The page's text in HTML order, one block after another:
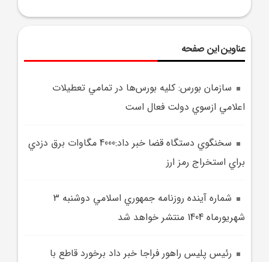
عناوین این صفحه
سازمان بورس: کليه بورس‌ها در تمامي تعطيلات
اعلامي ازسوي دولت فعال است
سخنگوي دستگاه قضا خبر داد:4000 مگاوات برق دزدي
براي استخراج رمز ارز
شماره آينده روزنامه جمهوري اسلامي دوشنبه 3
شهريورماه 1404 منتشر خواهد شد
رئيس پليس راهور فراجا خبر داد برخورد قاطع با